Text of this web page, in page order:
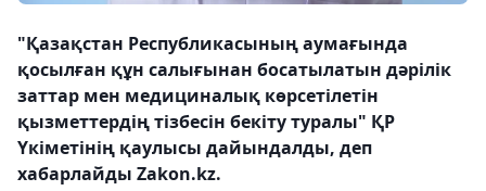
"Қазақстан Республикасының аумағында
қосылған құн салығынан босатылатын дәрілік
заттар мен медициналық көрсетілетін
қызметтердің тізбесін бекіту туралы" ҚР
Үкіметінің қаулысы дайындалды, деп
хабарлайды Zakon.kz.